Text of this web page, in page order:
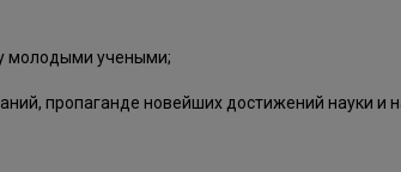
молодыми учеными;
пропаганде новейших достижений науки и